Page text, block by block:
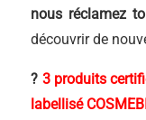
nous réclamez
découvrir de
? 3 produits
labellisé